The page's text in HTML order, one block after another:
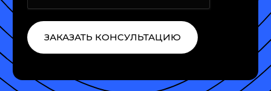
ЗАКАЗАТЬ КОНСУЛЬТАЦИЮ